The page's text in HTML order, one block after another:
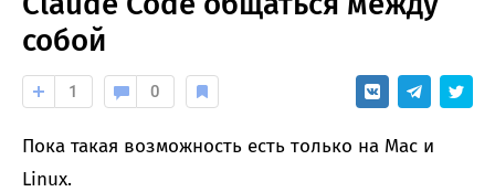
собой
1 0
Пока такая возможность есть только на Mac и
Linux.